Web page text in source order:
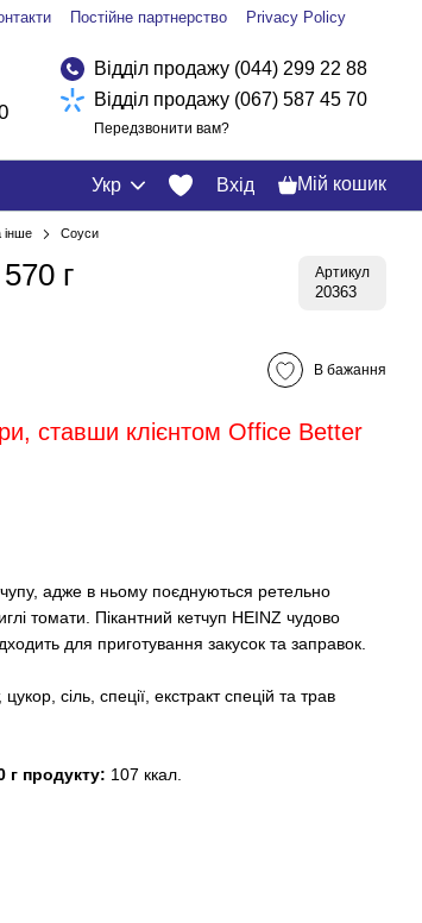
Постійне партнерство Privacy Policy
Відділ продажу (044) 299 22 88
Відділ продажу (067) 587 45 70
Передзвонити вам?
Укр Вхід Мій кошик
інше Соуси
г Артикул
20363
В бажання
ставши клієнтом Office Better
адже в ньому поєднуються ретельно
томати. Пікантний кетчуп HEINZ чудово
для приготування закусок та заправок.
сіль, спеції, екстракт спецій та трав
г продукту: 107 ккал.